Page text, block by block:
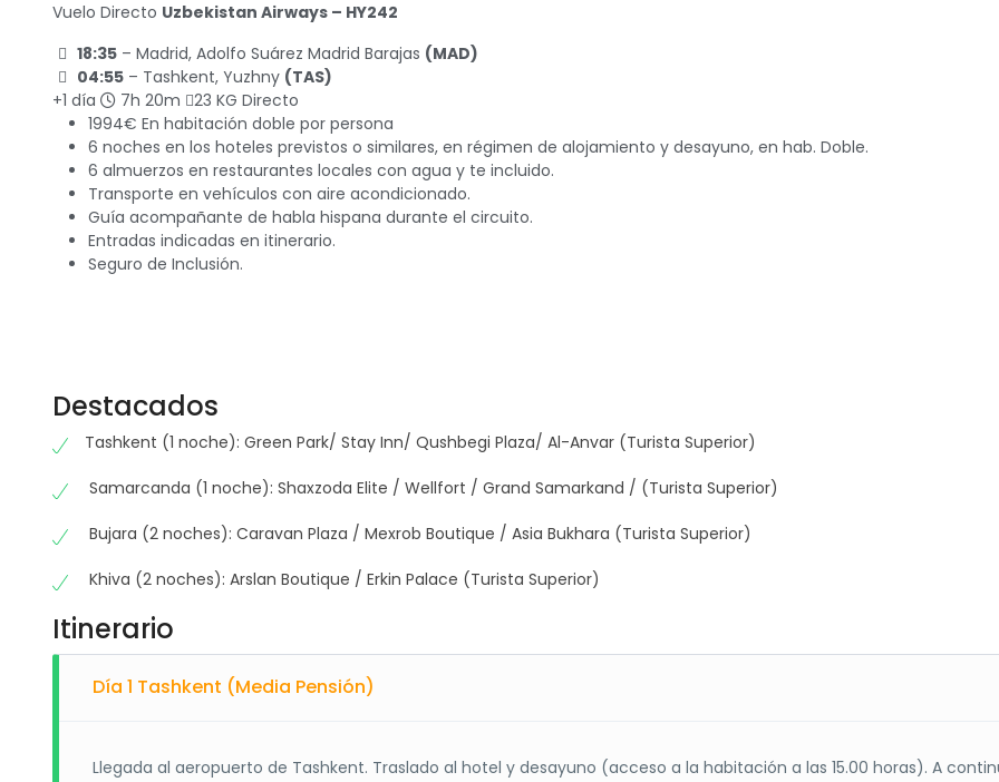
Vuelo Directo Uzbekistan Airways – HY242
18:35– Madrid, Adolfo Suárez Madrid Barajas (MAD)
04:55– Tashkent, Yuzhny (TAS)
+1 día
7h 20m 23 KG Directo
1994€ En habitación doble por persona
6 noches en los hoteles previstos o similares, en régimen de alojamiento y desayuno, en hab. Doble.
6 almuerzos en restaurantes locales con agua y te incluido.
Transporte en vehículos con aire acondicionado.
Guía acompañante de habla hispana durante el circuito.
Entradas indicadas en itinerario.
Seguro de Inclusión.
Destacados
Tashkent (1 noche): Green Park/ Stay Inn/ Qushbegi Plaza/ Al-Anvar (Turista Superior)
Samarcanda (1 noche): Shaxzoda Elite / Wellfort / Grand Samarkand / (Turista Superior)
Bujara (2 noches): Caravan Plaza / Mexrob Boutique / Asia Bukhara (Turista Superior)
Khiva (2 noches): Arslan Boutique / Erkin Palace (Turista Superior)
Itinerario
Día 1 Tashkent (Media Pensión)
Llegada al aeropuerto de Tashkent. Traslado al hotel y desayuno (acceso a la habitación a las 15.00 horas). A